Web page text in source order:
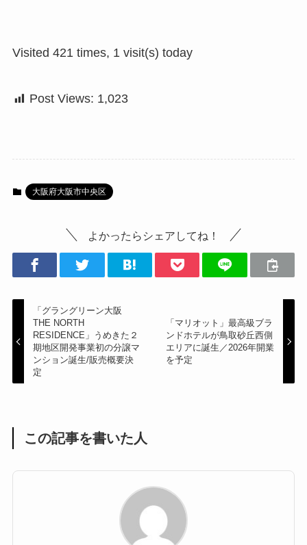
Visited 421 times, 1 visit(s) today
Post Views: 1,023
大阪府大阪市中央区
よかったらシェアしてね！
「グラングリーン大阪
THE NORTH
RESIDENCE」うめきた２
期地区開発事業初の分譲マ
ンション誕生/販売概要決
定
「マリオット」最高級ブラ
ンドホテルが鳥取砂丘西側
エリアに誕生／2026年開業
を予定
この記事を書いた人